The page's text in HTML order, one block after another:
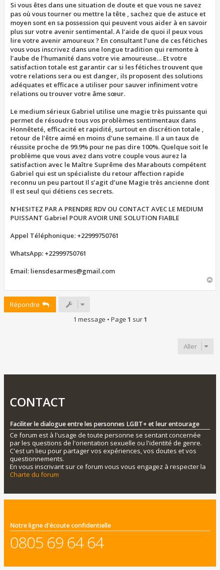
Si vous êtes dans une situation de doute et que vous ne savez
pas où vous tourner ou mettre la tête , sachez que de astuce et
moyen sont en sa possession qui peuvent vous aider à en savoir
plus sur votre avenir sentimental. A l’aide de quoi il peux vous
lire votre avenir amoureux ? En consultant l’une de ces fétiches
vous vous inscrivez dans une longue tradition qui remonte à
l’aube de l’humanité dans votre vie amoureuse… Et votre
satisfaction totale est garantir car si les fétiches trouvent que
votre relations sera ou est danger, ils proposent des solutions
adéquates et efficace a utiliser pour sauver infiniment votre
relations ou trouver votre âme sœur.
Le medium sérieux Gabriel utilise une magie très puissante qui
permet de résoudre tous vos problèmes sentimentaux dans
Honnêteté, efficacité et rapidité, surtout en discrétion totale ,
retour de l’être aimé en moins d’une semaine. Il a un taux de
réussite proche de 99.9% pour ne pas dire 100%. Quelque soit le
problème que vous avez dans votre couple vous aurez la
satisfaction avec le Maître Suprême des Marabouts compétent
Gabriel qui est un spécialiste du retour affection rapide
reconnu un peu partout Il s’agit d’une Magie très ancienne dont
Il est seul qui détiens ces secrets.
N’HESITEZ PAR A PRENDRE RDV OU CONTACT AVEC LE MEDIUM
PUISSANT Gabriel POUR AVOIR UNE SOLUTION FIABLE
Appel Téléphonique: +22999750761
WhatsApp: +22999750761
Email: liensdesarmes@gmail.com
Répondre
1 message • Page 1 sur1
Aller
CONTACT
Faciliter le dialogue entre les personnes LGBT+ et leur entourage
Ce forum est à l'usage de toute personne se sentant concernée
par les questions de l'orientation sexuelle ou l'identité de genre.
C'est un lieu pour partager vos expériences, vos doutes et vos
questionnements.
En vous inscrivant sur ce forum vous vous engagez à respecter la
Charte du forum
Notre ligne d'écoute confidentielle
0805 69 64 64